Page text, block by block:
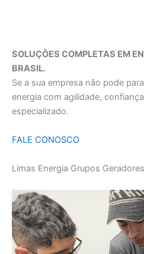
SOLUÇÕES COMPLETAS EM
BRASIL.
Se a sua empresa não pode
energia com agilidade,
especializado.
FALE CONOSCO
Limas Energia Grupos Geradores